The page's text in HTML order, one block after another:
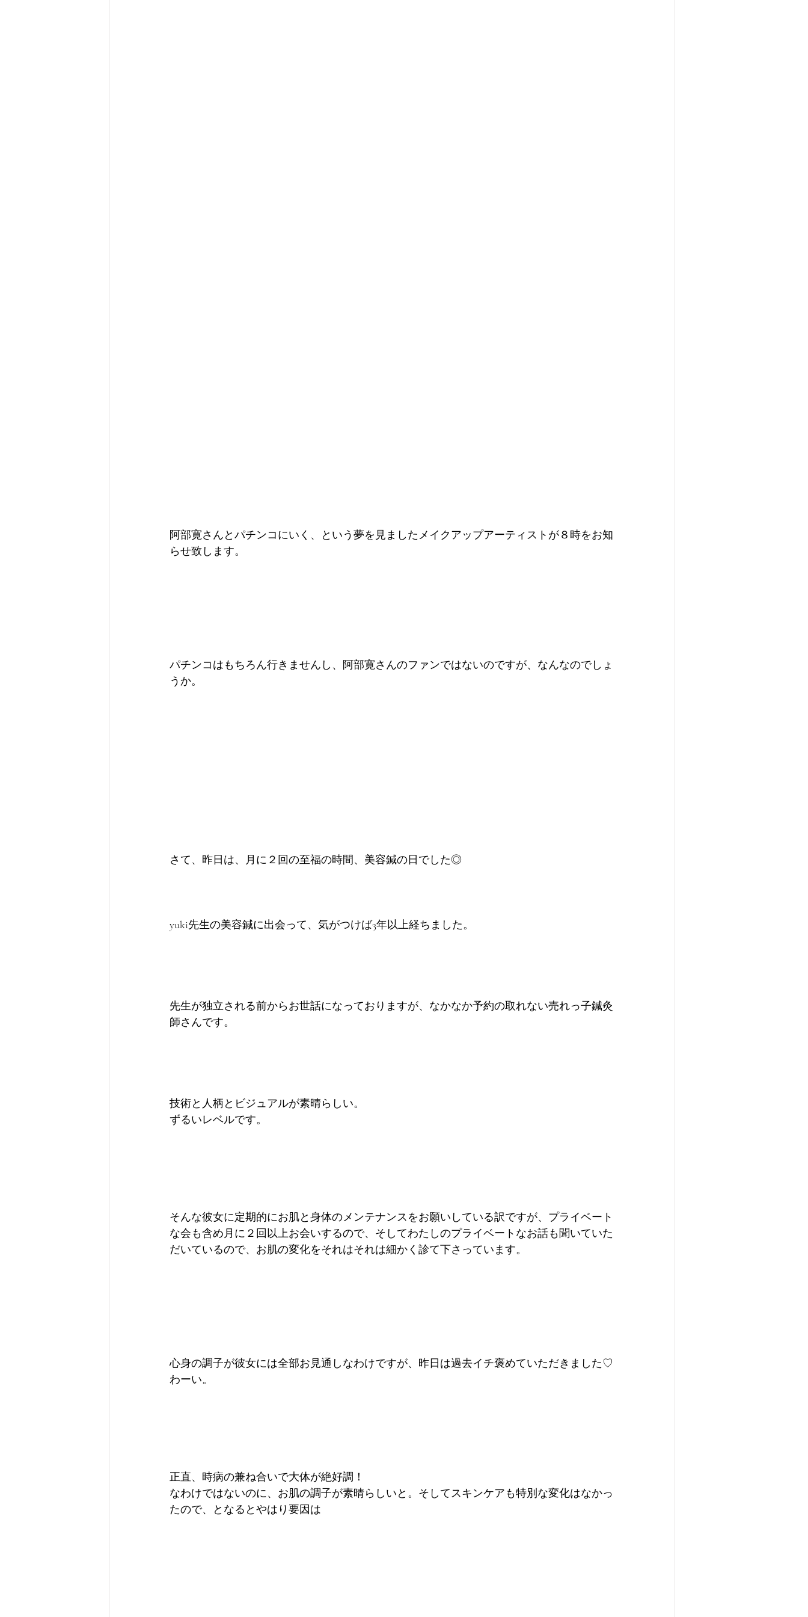
阿部寛さんとパチンコにいく、という夢を見ましたメイクアップアーティストが８時をお知
らせ致します。
パチンコはもちろん行きませんし、阿部寛さんのファンではないのですが、なんなのでしょ
うか。
さて、昨日は、月に２回の至福の時間、美容鍼の日でした◎
yuki先生の美容鍼に出会って、気がつけば3年以上経ちました。
先生が独立される前からお世話になっておりますが、なかなか予約の取れない売れっ子鍼灸
師さんです。
技術と人柄とビジュアルが素晴らしい。
ずるいレベルです。
そんな彼女に定期的にお肌と身体のメンテナンスをお願いしている訳ですが、プライベート
な会も含め月に２回以上お会いするので、そしてわたしのプライベートなお話も聞いていた
だいているので、お肌の変化をそれはそれは細かく診て下さっています。
心身の調子が彼女には全部お見通しなわけですが、昨日は過去イチ褒めていただきました♡
わーい。
正直、時病の兼ね合いで大体が絶好調！
なわけではないのに、お肌の調子が素晴らしいと。そしてスキンケアも特別な変化はなかっ
たので、となるとやはり要因は